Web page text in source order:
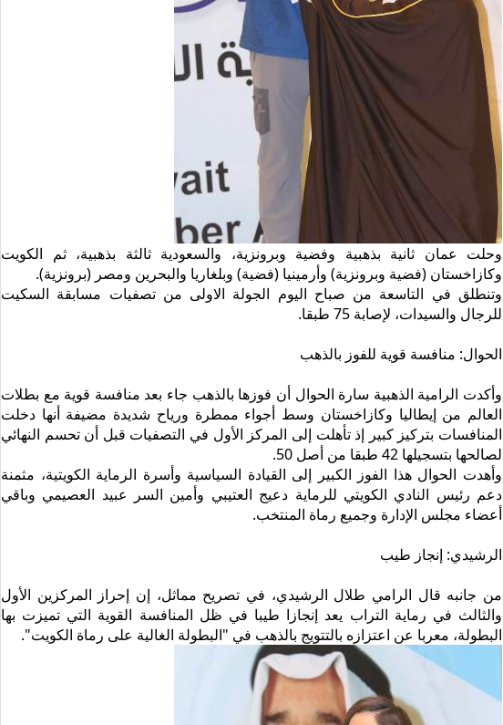
وحلت عمان ثانية بذهبية وفضية وبرونزية، والسعودية ثالثة بذهبية، ثم الكويت
وكازاخستان (فضية وبرونزية) وأرمينيا (فضية) وبلغاريا والبحرين ومصر (برونزية).
وتنطلق في التاسعة من صباح اليوم الجولة الاولى من تصفيات مسابقة السكيت
للرجال والسيدات، لإصابة 75 طبقا.
الحوال: منافسة قوية للفوز بالذهب
وأكدت الرامية الذهبية سارة الحوال أن فوزها بالذهب جاء بعد منافسة قوية مع بطلات
العالم من إيطاليا وكازاخستان وسط أجواء ممطرة ورياح شديدة مضيفة أنها دخلت
المنافسات بتركيز كبير إذ تأهلت إلى المركز الأول في التصفيات قبل أن تحسم النهائي
لصالحها بتسجيلها 42 طبقا من أصل 50.
وأهدت الحوال هذا الفوز الكبير إلى القيادة السياسية وأسرة الرماية الكويتية، مثمنة
دعم رئيس النادي الكويتي للرماية دعيج العتيبي وأمين السر عبيد العصيمي وباقي
أعضاء مجلس الإدارة وجميع رماة المنتخب.
الرشيدي: إنجاز طيب
من جانبه قال الرامي طلال الرشيدي، في تصريح مماثل، إن إحراز المركزين الأول
والثالث في رماية التراب يعد إنجازا طيبا في ظل المنافسة القوية التي تميزت بها
البطولة، معربا عن اعتزازه بالتتويج بالذهب في "البطولة الغالية على رماة الكويت".